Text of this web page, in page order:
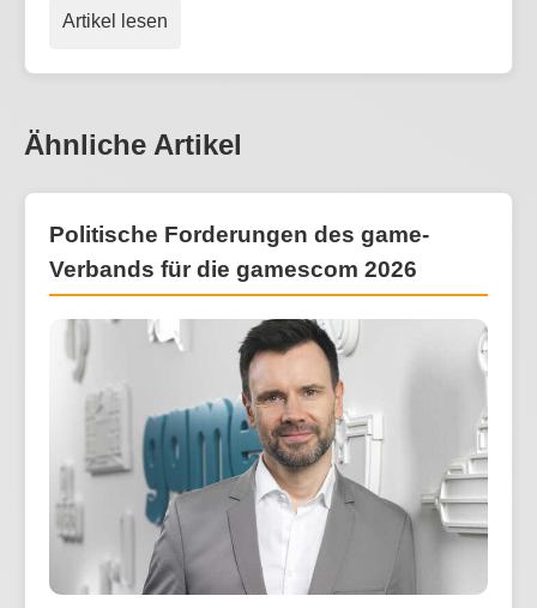
Artikel lesen
Ähnliche Artikel
Politische Forderungen des game-
Verbands für die gamescom 2026